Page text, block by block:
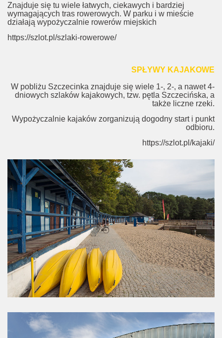
Znajduje się tu wiele łatwych, ciekawych i bardziej
wymagających tras rowerowych. W parku i w mieście
działają wypożyczalnie rowerów miejskich
https://szlot.pl/szlaki-rowerowe/
SPŁYWY KAJAKOWE
W pobliżu Szczecinka znajduje się wiele 1-, 2-, a nawet 4-
dniowych szlaków kajakowych, tzw. pętla Szczecińska, a
także liczne rzeki.
Wypożyczalnie kajaków zorganizują dogodny start i punkt
odbioru.
https://szlot.pl/kajaki/